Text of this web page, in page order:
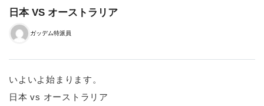
日本 VS オーストラリア
ガッデム特派員
いよいよ始まります。
日本 vs オーストラリア